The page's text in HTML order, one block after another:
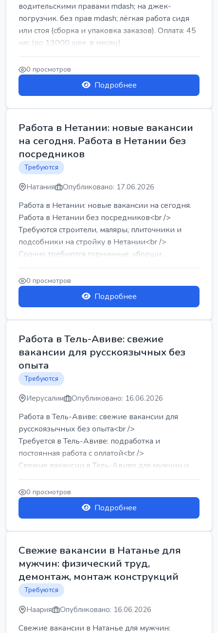
водительскими правами mdash; на джек-
погрузчик. без прав mdash; лёгкая работа сидя
или стоя (сборка и упаковка заказов). Оплата: 45
час (до 13000 шек. в месяц) ...
0 просмотров
Подробнее
Работа в Нетании: новые вакансии
на сегодня. Работа в Нетании без
посредников
Требуются
Натания Опубликовано: 17.06.2026
Работа в Нетании: новые вакансии на сегодня.
Работа в Нетании без посредников<br />
Требуются строители, маляры, плиточники и
подсобники на стройку в Нетании<br />
Срочно требуются горничные, уборщи...
0 просмотров
Подробнее
Работа в Тель-Авиве: свежие
вакансии для русскоязычных без
опыта
Требуются
Иерусалим Опубликовано: 16.06.2026
Работа в Тель-Авиве: свежие вакансии для
русскоязычных без опыта<br />
Требуется в Тель-Авиве: подработка и
постоянная работа с оплатой<br />
Свежие вакансии в Тель-Авиве для мужчин и
женщин от хозя...
0 просмотров
Подробнее
Свежие вакансии в Натанье для
мужчин: физический труд,
демонтаж, монтаж конструкций
Требуются
Наария Опубликовано: 16.06.2026
Свежие вакансии в Натанье для мужчин: